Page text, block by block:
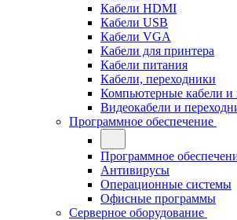
Кабели HDMI
Кабели USB
Кабели VGA
Кабели для принтера
Кабели питания
Кабели, переходники
Компьютерные кабели и
Видеокабели и
Программное обеспечение
Программное
Антивирусы
Операционные системы
Офисные программы
Серверное оборудование